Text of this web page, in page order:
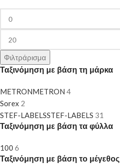
Φιλτράρισμα
Ταξινόμηση με βάση τη μάρκα
METRONMETRON 4
Sorex 2
STEF-LABELSSTEF-LABELS 31
Ταξινόμηση με βάση τα φύλλα
100 6
Ταξινόμηση με βάση το μέγεθος